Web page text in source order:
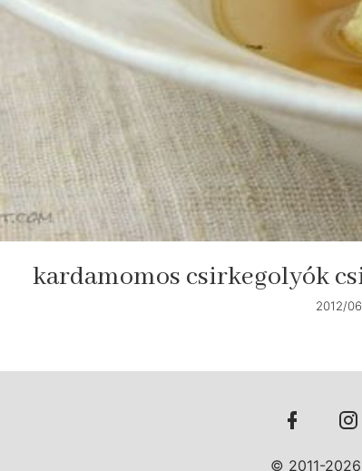
kardamomos csirkegolyók
2012/
© 2011-2026